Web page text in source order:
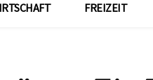
FREIZEIT